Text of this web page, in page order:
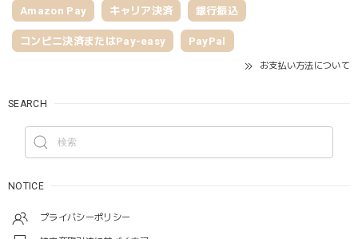
Amazon Pay キャリア決済 銀行振込
コンビニ決済またはPay-easy PayPal
お支払い方法について
SEARCH
NOTICE
プライバシーポリシー